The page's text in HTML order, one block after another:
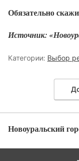
Обязательно
Источник:
Категории: Выбор
Новоуральский